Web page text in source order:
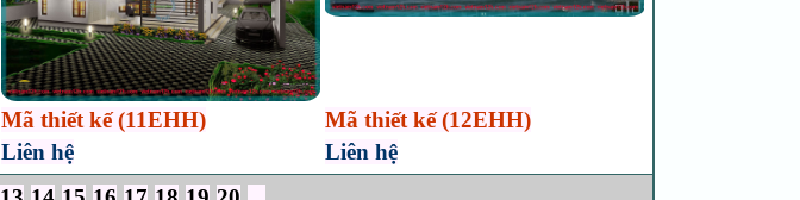
Mã thiết kế (11EHH)
Mã thiết kế (12EHH)
Liên hệ Liên hệ